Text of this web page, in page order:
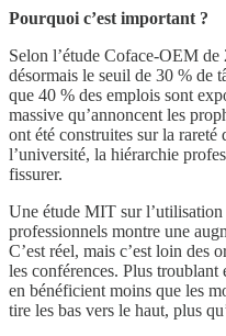
Pourquoi c’est important ?
Selon l’étude Coface-OEM
désormais le seuil de 30 % de
que 40 % des emplois sont
massive qu’annoncent les
ont été construites sur la rareté
l’université, la hiérarchie
fissurer.
Une étude MIT sur
professionnels montre une
C’est réel, mais c’est loin des
les conférences. Plus
en bénéficient moins que les
tire les bas vers le haut, plus